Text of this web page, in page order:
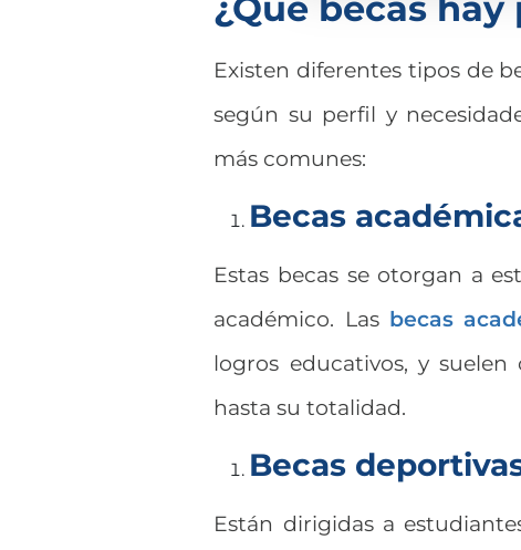
Existen diferentes tipos de
según su perfil y
más comunes:
Becas
Estas becas se otorgan a
académico. Las becas
logros educativos, y
hasta su totalidad.
Becas
Están dirigidas a